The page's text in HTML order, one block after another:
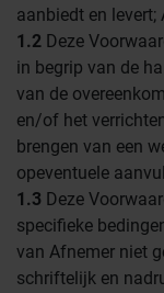
aanbiedt en levert;
1.2 Deze
in begrip van de
van de
en/of het
brengen van een
opeventuele
1.3 Deze
specifieke
van Afnemer niet
schriftelijk en